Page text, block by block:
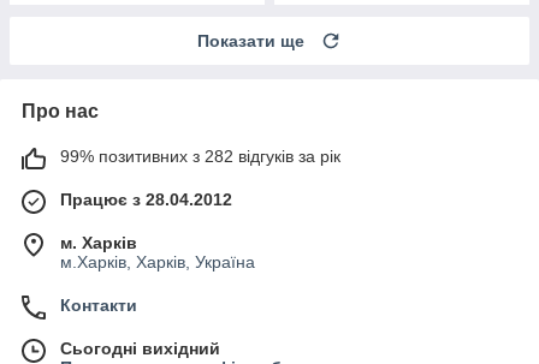
Показати ще
Про нас
99% позитивних з 282 відгуків за рік
Працює з 28.04.2012
м. Харків
м.Харків, Харків, Україна
Контакти
Сьогодні вихідний